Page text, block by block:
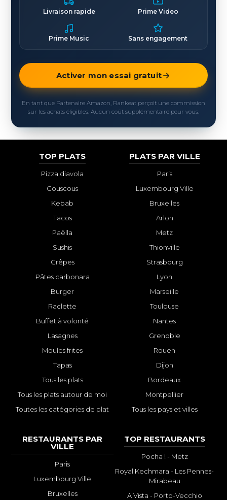
Livraison rapide Prime Video
Prime Music Sans engagement
Activer mon essai gratuit
En tant que Partenaire Amazon, Rankeat perçoit une commission
sur les achats éligibles. Aucun coût supplémentaire pour vous.
TOP PLATS
Pizza diavola
Couscous
Kebab
Tacos
Paëlla
Sushis
Crêpes
Pâtes carbonara
Burger
Raclette
Buffet à volonté
Lasagnes
Moules frites
Tapas
Tous les plats
Tous les plats autour de moi
Toutes les catégories de plat
PLATS PAR VILLE
Paris
Luxembourg Ville
Bruxelles
Arlon
Metz
Thionville
Strasbourg
Lyon
Marseille
Toulouse
Nantes
Grenoble
Rouen
Dijon
Bordeaux
Montpellier
Tous les pays et villes
RESTAURANTS PAR
VILLE
Paris
Luxembourg Ville
Bruxelles
TOP RESTAURANTS
Pocha ! - Metz
Royal Kechmara - Les Pennes-
Mirabeau
A Vista - Porto-Vecchio